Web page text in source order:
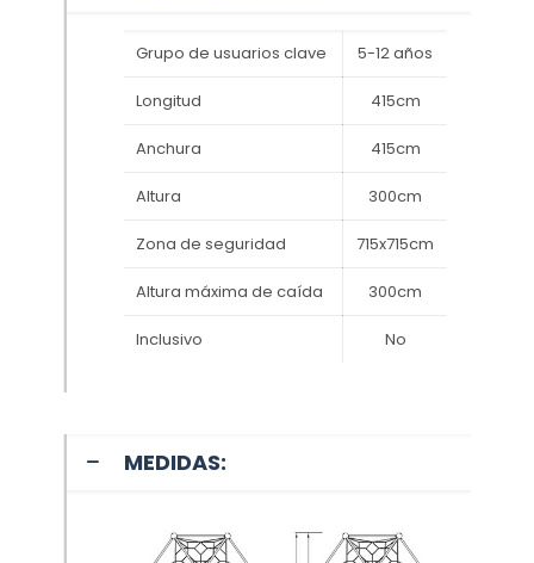
Grupo de usuarios clave 5-12 años
Longitud 415cm
Anchura 415cm
Altura 300cm
Zona de seguridad 715x715cm
Altura máxima de caída 300cm
Inclusivo No
MEDIDAS: